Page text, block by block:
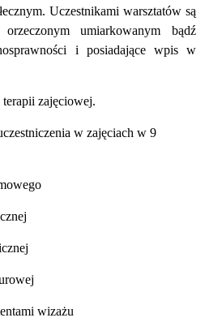
Uczestnikami warsztatów są
umiarkowanym bądź
i posiadające wpis w
zajęciowej.
w zajęciach w 9
wizażu